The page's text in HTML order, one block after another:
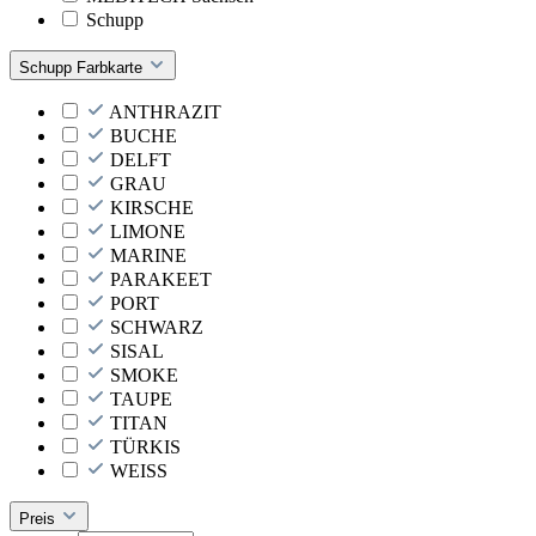
Schupp
Schupp Farbkarte
ANTHRAZIT
BUCHE
DELFT
GRAU
KIRSCHE
LIMONE
MARINE
PARAKEET
PORT
SCHWARZ
SISAL
SMOKE
TAUPE
TITAN
TÜRKIS
WEISS
Preis